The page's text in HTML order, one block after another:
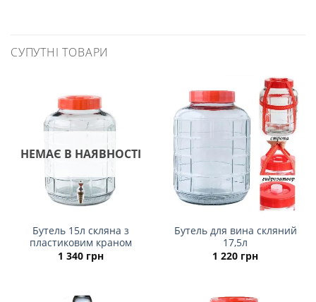
СУПУТНІ ТОВАРИ
НЕМАЄ В НАЯВНОСТІ
Бутель 15л скляна з
пластиковим краном
1 340 грн
Бутель для вина скляний
17,5л
1 220 грн